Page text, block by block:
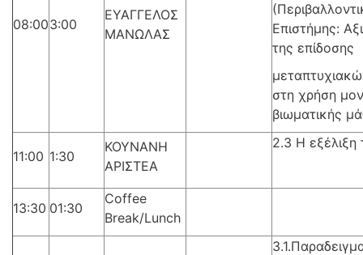
08:003:00
ΕΥΑΓΓΕΛΟΣ
ΜΑΝΩΛΑΣ
Επιστήμης:
της επίδοσης
στη χρήση
βιωματικής
11:00 1:30
ΚΟΥΝΑΝΗ
ΑΡΙΣΤΕΑ
2.3 Η εξέλιξη
13:30 01:30
Coffee
Break/Lunch